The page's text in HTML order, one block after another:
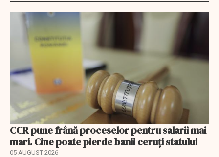
CCR pune frână proceselor pentru salarii mai
mari. Cine poate pierde banii ceruți statului
05 AUGUST 2026